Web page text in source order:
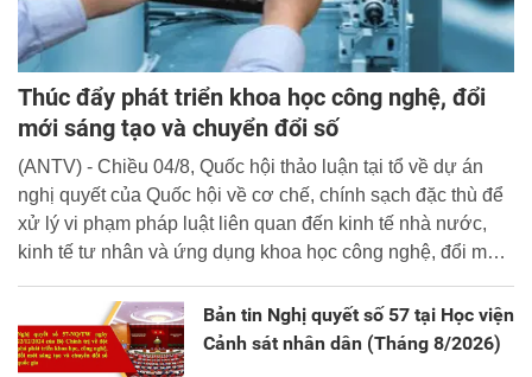
Thúc đẩy phát triển khoa học công nghệ, đổi
mới sáng tạo và chuyển đổi số
(ANTV) - Chiều 04/8, Quốc hội thảo luận tại tổ về dự án
nghị quyết của Quốc hội về cơ chế, chính sạch đặc thù để
xử lý vi phạm pháp luật liên quan đến kinh tế nhà nước,
kinh tế tư nhân và ứng dụng khoa học công nghệ, đổi mới
Bản tin Nghị quyết số 57 tại Học viện
Cảnh sát nhân dân (Tháng 8/2026)